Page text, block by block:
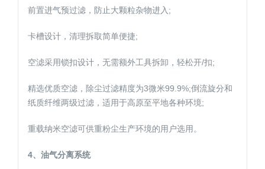
前置进气预过滤，防止大颗粒杂物进入;
卡槽设计，清理拆取简单便捷;
空滤采用锁扣设计，无需额外工具拆卸，轻松开/扣;
精选优质空滤，除尘过滤精度为3微米99.9%;倒流旋分和
纸质纤维两级过滤，适用于高原至平地各种环境;
重载纳米空滤可供重粉尘生产环境的用户选用。
4、油气分离系统